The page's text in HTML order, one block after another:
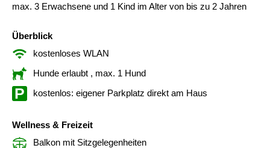
max. 3 Erwachsene und 1 Kind im Alter von bis zu 2 Jahren
Überblick
kostenloses WLAN
Hunde erlaubt , max. 1 Hund
kostenlos: eigener Parkplatz direkt am Haus
Wellness & Freizeit
Balkon mit Sitzgelegenheiten